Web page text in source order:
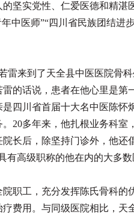
坚实党性、仁爱医德和精湛
中医师”“四川省民族团结进
来到了天全县中医医院骨科
的话说，患者在他心里是第
川省首届十大名中医陈怀
20多年来，他扎根业务科室
长后，除坚持门诊外，他还
有高级职称的他在内的大多
工，充分发挥陈氏骨科的
费用。与同级医院相比，天